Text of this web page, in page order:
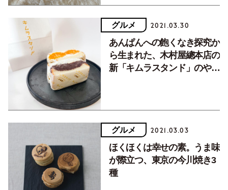
グルメ 2021.03.30
あんぱんへの飽くなき探究か
ら生まれた、木村屋總本店の
新「キムラスタンド」のやみ
グルメ 2021.03.03
ほくほくは幸せの素。うま味
が際立つ、東京の今川焼き3
種